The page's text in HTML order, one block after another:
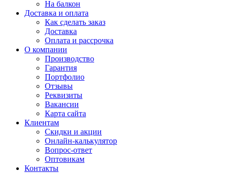
На балкон
Доставка и оплата
Как сделать заказ
Доставка
Оплата и рассрочка
О компании
Производство
Гарантия
Портфолио
Отзывы
Реквизиты
Вакансии
Карта сайта
Клиентам
Скидки и акции
Онлайн-калькулятор
Вопрос-ответ
Оптовикам
Контакты